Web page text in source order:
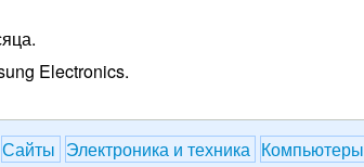
Electronics.
Сайты Электроника и техника Компьютеры